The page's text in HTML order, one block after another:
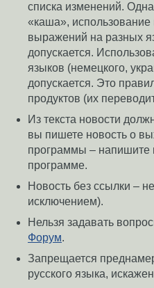
списка изменений.
«каша»,
выражений на разных
допускается.
языков (немецкого,
допускается. Это
продуктов (их
Из текста новости
вы пишете новость о
программы – напишите
программе.
Новость без ссылки –
исключением).
Нельзя задавать
Форум.
Запрещается
русского языка,